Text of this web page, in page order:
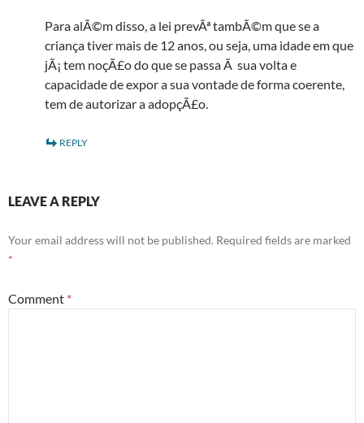
Para alÃ©m disso, a lei prevÃª tambÃ©m que se a
criança tiver mais de 12 anos, ou seja, uma idade em que
jÃ¡ tem noçÃ£o do que se passa Ã sua volta e
capacidade de expor a sua vontade de forma coerente,
tem de autorizar a adopçÃ£o.
REPLY
LEAVE A REPLY
Your email address will not be published. Required fields are marked
*
Comment *